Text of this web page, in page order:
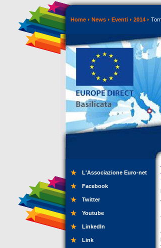
Home News Eventi 2014
L'Associazione Euro-net
Facebook
Twitter
Youtube
LinkedIn
Link